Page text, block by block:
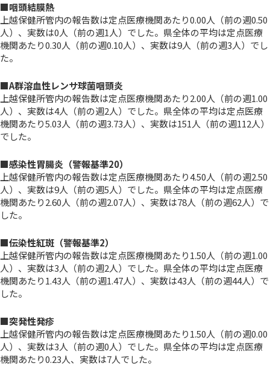
■咽頭結膜熱
上越保健所管内の報告数は定点医療機関あたり0.00人（前の週0.50
人）、実数は0人（前の週1人）でした。県全体の平均は定点医療
機関あたり0.30人（前の週0.10人）、実数は9人（前の週3人）でし
た。
■A群溶血性レンサ球菌咽頭炎
上越保健所管内の報告数は定点医療機関あたり2.00人（前の週1.00
人）、実数は4人（前の週2人）でした。県全体の平均は定点医療
機関あたり5.03人（前の週3.73人）、実数は151人（前の週112人）
でした。
■感染性胃腸炎（警報基準20）
上越保健所管内の報告数は定点医療機関あたり4.50人（前の週2.50
人）、実数は9人（前の週5人）でした。県全体の平均は定点医療
機関あたり2.60人（前の週2.07人）、実数は78人（前の週62人）で
した。
■伝染性紅斑（警報基準2）
上越保健所管内の報告数は定点医療機関あたり1.50人 （前の週1.00
人） 、 実数は3人 （前の週2人） でした。 県全体の平均は定点医療
機関あたり1.43人 （前の週1.47人）、実数は43人（前の週44人） で
した。
■突発性発疹
上越保健所管内の報告数は定点医療機関あたり1.50人（前の週0.00
人）、実数は3人（前の週0人）でした。県全体の平均は定点医療
機関あたり0.23人、実数は7人でした。